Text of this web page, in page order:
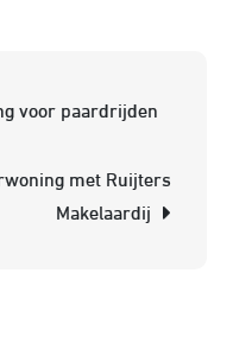
voor paardrijden
met Ruijters
Makelaardij